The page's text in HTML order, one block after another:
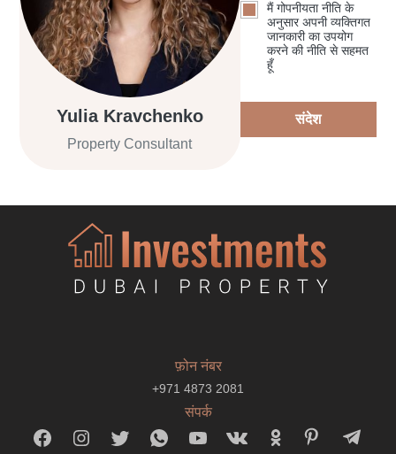
Yulia Kravchenko
Property Consultant
मैं गोपनीयता नीति के
अनुसार अपनी व्यक्तिगत
जानकारी का उपयोग
करने की नीति से सहमत
हूँ
संदेश
फ़ोन नंबर
+971 4873 2081
संपर्क